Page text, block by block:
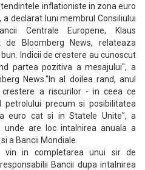
tendintele inflationiste in zona euro
a declarat luni membrul Consiliului
Centrale Europene, Klaus
de Bloomberg News, relateaza
Indicii de crestere au cunoscut
partea pozitiva a mesajului", a
News."In al doilea rand, anul
a riscurilor - in ceea ce
petrolului precum si posibilitatea
euro cat si in Statele Unite", a
unde are loc intalnirea anuala a
a Bancii Mondiale.
vin in completarea unui sir de
Bancii dupa intalnirea